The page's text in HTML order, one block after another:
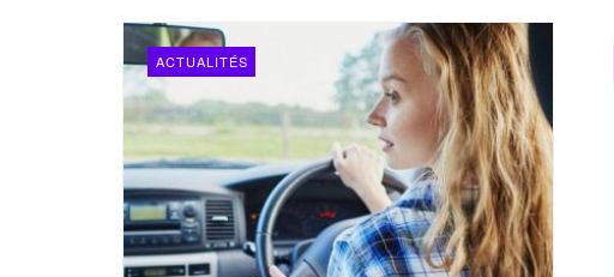
ACTUALITÉS